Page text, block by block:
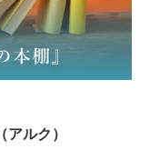
ルク）